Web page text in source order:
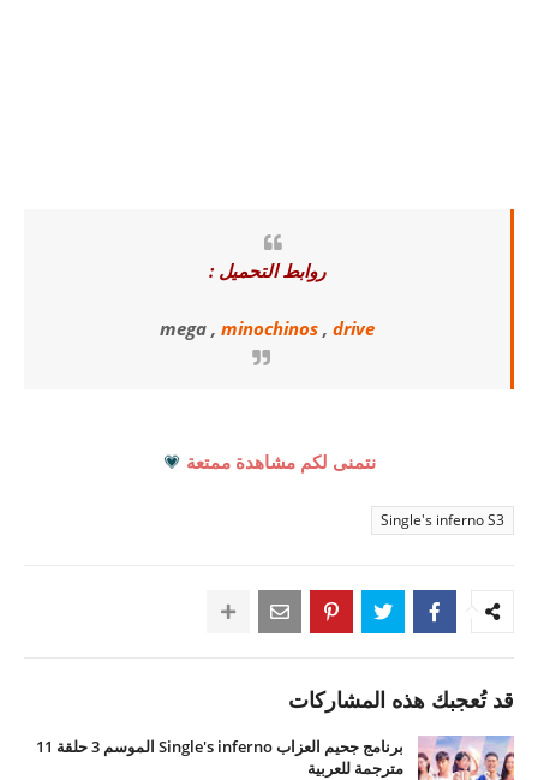
روابط التحميل :
mega , minochinos , drive
نتمنى لكم مشاهدة ممتعة 💗
Single's inferno S3
قد تُعجبك هذه المشاركات
برنامج جحيم العزاب Single's inferno الموسم 3 حلقة 11
مترجمة للعربية